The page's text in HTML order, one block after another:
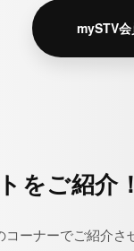
mySTV
をご紹介
ーナーでご紹介さ